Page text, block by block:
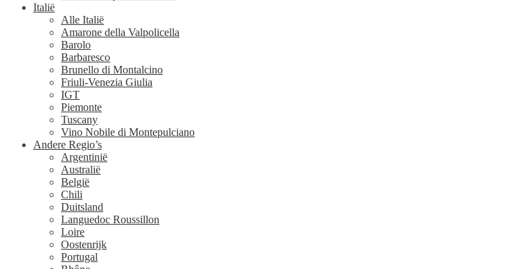
Italië
Alle Italië
Amarone della Valpolicella
Barolo
Barbaresco
Brunello di Montalcino
Friuli-Venezia Giulia
IGT
Piemonte
Tuscany
Vino Nobile di Montepulciano
Andere Regio’s
Argentinië
Australië
België
Chili
Duitsland
Languedoc Roussillon
Loire
Oostenrijk
Portugal